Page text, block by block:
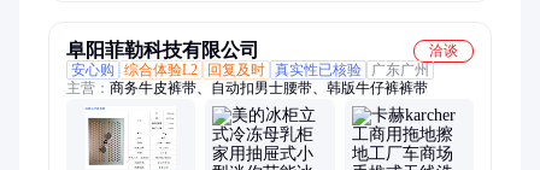
阜阳菲勒科技有限公司
洽谈
安心购
综合体验L2 回复及时 真实性已核验
广东广州
主营： 商务牛皮裤带、自动扣男士腰带、韩版牛仔裤裤带